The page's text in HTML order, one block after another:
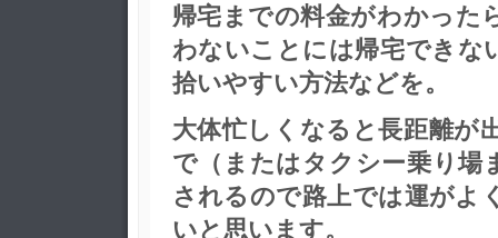
帰宅までの料金がわかった
わないことには帰宅できな
拾いやすい方法などを。
大体忙しくなると長距離が
で（またはタクシー乗り場
されるので路上では運がよ
いと思います。